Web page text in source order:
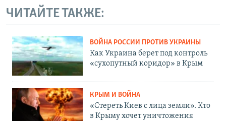
ЧИТАЙТЕ ТАКЖЕ:
ВОЙНА РОССИИ ПРОТИВ УКРАИНЫ
Как Украина берет под контроль
«сухопутный коридор» в Крым
КРЫМ И ВОЙНА
«Стереть Киев с лица земли». Кто
в Крыму хочет уничтожения